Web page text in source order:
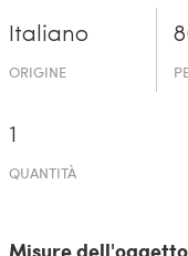
Italiano
ORIGINE
1
QUANTITÀ